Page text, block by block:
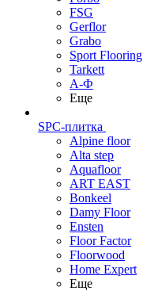
FSG
Gerflor
Grabo
Sport Flooring
Tarkett
А-Ф
Еще
SPC-плитка
Alpine floor
Alta step
Aquafloor
ART EAST
Bonkeel
Damy Floor
Ensten
Floor Factor
Floorwood
Home Expert
Еще